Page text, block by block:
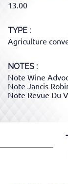
13.00
TYPE
Agriculture
NOTES :
Note Wine
Note Jancis
Note Revue Du